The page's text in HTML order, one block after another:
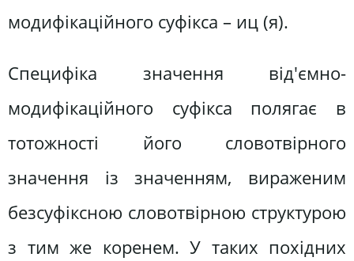
модифікаційного суфікса – иц (я).
Специфіка значення від'ємно-
модифікаційного суфікса полягає в
тотожності його словотвірного
значення із значенням, вираженим
безсуфіксною словотвірною структурою
з тим же коренем. У таких похідних